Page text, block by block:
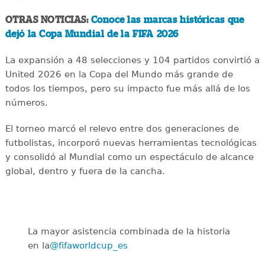
OTRAS NOTICIAS: Conoce las marcas históricas que
dejó la Copa Mundial de la FIFA 2026
La expansión a 48 selecciones y 104 partidos convirtió a
United 2026 en la Copa del Mundo más grande de
todos los tiempos, pero su impacto fue más allá de los
números.
El torneo marcó el relevo entre dos generaciones de
futbolistas, incorporó nuevas herramientas tecnológicas
y consolidó al Mundial como un espectáculo de alcance
global, dentro y fuera de la cancha.
La mayor asistencia combinada de la historia
en la@fifaworldcup_es